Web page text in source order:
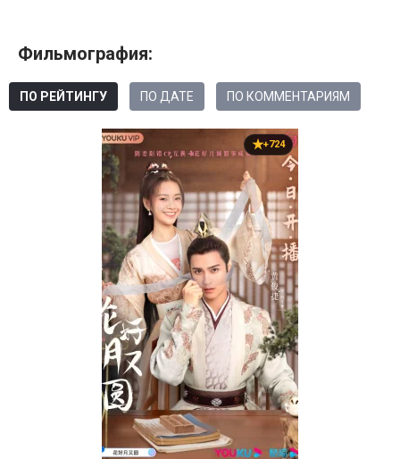
Фильмография:
ПО РЕЙТИНГУ ПО ДАТЕ ПО КОММЕНТАРИЯМ
+724